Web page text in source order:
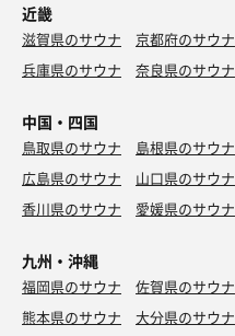
近畿
滋賀県のサウナ 京都府のサウナ
兵庫県のサウナ
奈良県のサウナ
中国・四国
鳥取県のサウナ 島根県のサウナ
広島県のサウナ
山口県のサウナ
香川県のサウナ
愛媛県のサウナ
九州・沖縄
福岡県のサウナ 佐賀県のサウナ
熊本県のサウナ
大分県のサウナ